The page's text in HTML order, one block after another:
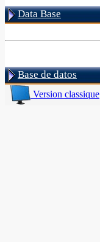
Data Base
Base de datos
Version classique